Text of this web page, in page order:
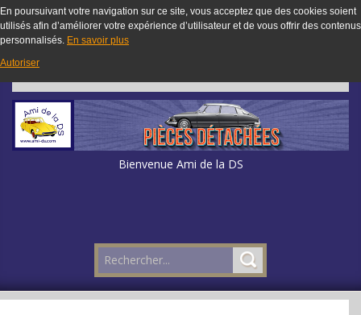
En poursuivant votre navigation sur ce site, vous acceptez que des cookies soient
utilisés afin d’améliorer votre expérience d’utilisateur et de vous offrir des contenus
personnalisés. En savoir plus
Autoriser
Bienvenue Ami de la DS